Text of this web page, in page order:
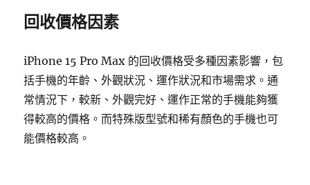
回收價格因素
iPhone 15 Pro Max 的回收價格受多種因素影響，包
括手機的年齡、外觀狀況、運作狀況和市場需求。通
常情況下，較新、外觀完好、運作正常的手機能夠獲
得較高的價格。而特殊版型號和稀有顏色的手機也可
能價格較高。